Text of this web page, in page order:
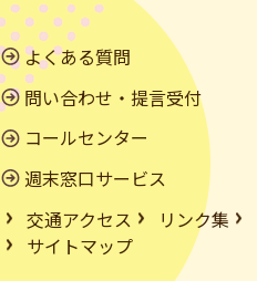
よくある質問
問い合わせ・提言受付
コールセンター
週末窓口サービス
交通アクセス
リンク集
サイトマップ